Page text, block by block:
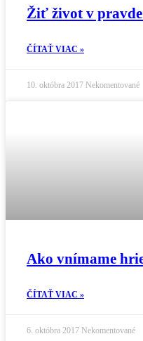
Žiť život v
ČÍTAŤ VIAC »
10. októbra 2017 Nekomentované
Ako vnímame
ČÍTAŤ VIAC »
6. októbra 2017 Nekomentované